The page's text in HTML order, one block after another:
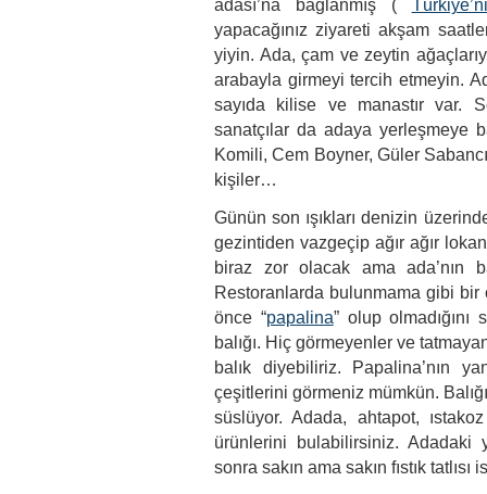
adası’na bağlanmış (
yapacağınız ziyareti akşam
yiyin. Ada, çam ve zeytin
arabayla girmeyi tercih etmeyin.
sayıda kilise ve manastır var.
sanatçılar da adaya yerleşmeye
Komili, Cem Boyner, Güler
kişiler…
Günün son ışıkları denizin
gezintiden vazgeçip ağır ağır
biraz zor olacak ama ada’nın
Restoranlarda bulunmama gibi bir
önce “papalina” olup olmadığını
balığı. Hiç görmeyenler ve
balık diyebiliriz. Papalina’nın
çeşitlerini görmeniz mümkün.
süslüyor. Adada, ahtapot,
ürünlerini bulabilirsiniz.
sonra sakın ama sakın fıstık tatlısı